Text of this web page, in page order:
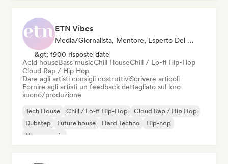
ETN Vibes
Media/Giornalista, Mentore, Esperto Del Suono
&gt; 1900 risposte date
Acid houseBass musicChill HouseChill / Lo-fi Hip-Hop
Cloud Rap / Hip Hop
Dare agli artisti consigli costruttiviScrivere articoli
Fornire agli artisti un feedback dettagliato sul loro
suono/produzione
Tech House Chill / Lo-fi Hip-Hop
Cloud Rap / Hip Hop
Dubstep
Future house Hard Techno
Hip-hop
House music